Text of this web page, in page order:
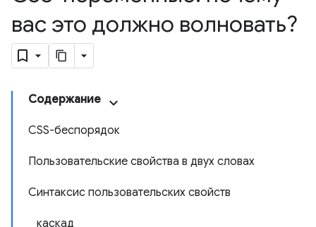
вас это должно волновать?
Содержание
CSS-беспорядок
Пользовательские свойства в двух словах
Синтаксис пользовательских свойств
каскад